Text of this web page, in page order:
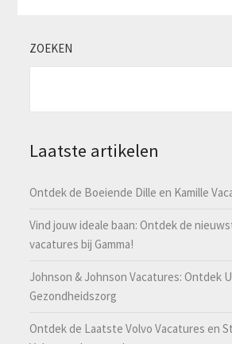
ZOEKEN
Laatste artikelen
Ontdek de Boeiende Dille en Kamille
Vind jouw ideale baan: Ontdek de
vacatures bij Gamma!
Johnson & Johnson Vacatures: Ontdek
Gezondheidszorg
Ontdek de Laatste Volvo Vacatures en